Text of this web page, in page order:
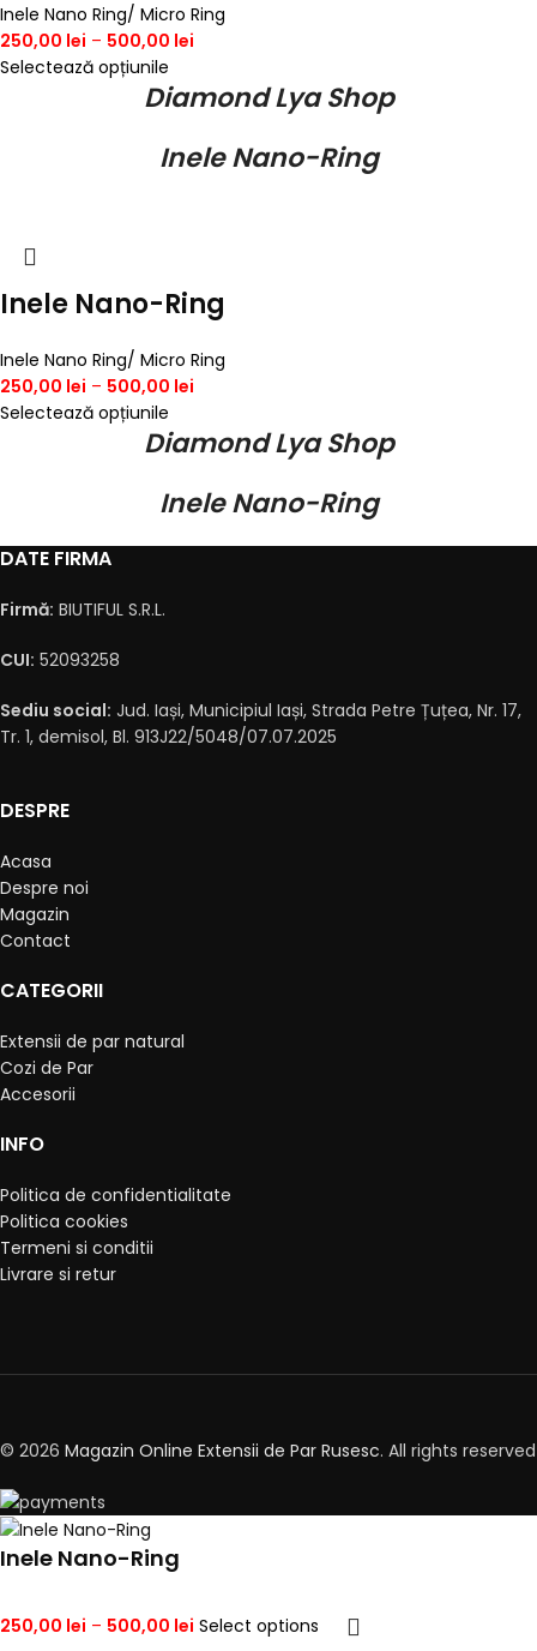
Inele Nano Ring/ Micro Ring
250,00 lei – 500,00 lei
Selectează opțiunile
Diamond Lya Shop
Inele Nano-Ring
Inele Nano-Ring
Inele Nano Ring/ Micro Ring
250,00 lei – 500,00 lei
Selectează opțiunile
Diamond Lya Shop
Inele Nano-Ring
DATE FIRMA
Firmă: BIUTIFUL S.R.L.
CUI: 52093258
Sediu social: Jud. Iași, Municipiul Iași, Strada Petre Țuțea, Nr. 17,
Tr. 1, demisol, Bl. 913J22/5048/07.07.2025
DESPRE
Acasa
Despre noi
Magazin
Contact
CATEGORII
Extensii de par natural
Cozi de Par
Accesorii
INFO
Politica de confidentialitate
Politica cookies
Termeni si conditii
Livrare si retur
© 2026 Magazin Online Extensii de Par Rusesc. All rights reserved
Inele Nano-Ring
250,00 lei – 500,00 lei Select options